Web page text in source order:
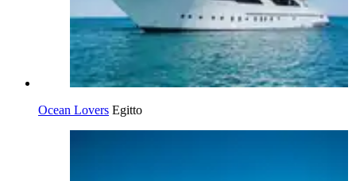
Ocean Lovers Egitto